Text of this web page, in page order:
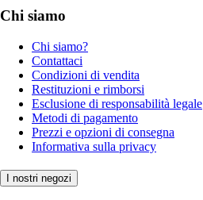
Chi siamo
Chi siamo?
Contattaci
Condizioni di vendita
Restituzioni e rimborsi
Esclusione di responsabilità legale
Metodi di pagamento
Prezzi e opzioni di consegna
Informativa sulla privacy
I nostri negozi